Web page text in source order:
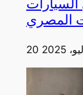
المصري
2025